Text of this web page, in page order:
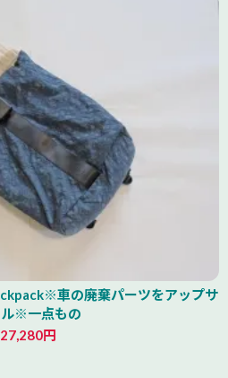
車の廃棄パーツをアップサ
※一点もの
27,280円